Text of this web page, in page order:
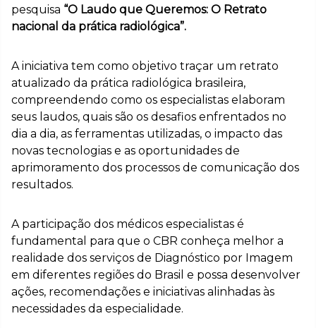
pesquisa “O Laudo que Queremos: O Retrato
nacional da prática radiológica”.
A iniciativa tem como objetivo traçar um retrato
atualizado da prática radiológica brasileira,
compreendendo como os especialistas elaboram
seus laudos, quais são os desafios enfrentados no
dia a dia, as ferramentas utilizadas, o impacto das
novas tecnologias e as oportunidades de
aprimoramento dos processos de comunicação dos
resultados.
A participação dos médicos especialistas é
fundamental para que o CBR conheça melhor a
realidade dos serviços de Diagnóstico por Imagem
em diferentes regiões do Brasil e possa desenvolver
ações, recomendações e iniciativas alinhadas às
necessidades da especialidade.